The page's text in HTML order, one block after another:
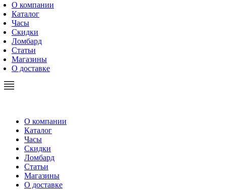
О компании
Каталог
Часы
Скидки
Ломбард
Статьи
Магазины
О доставке
О компании
Каталог
Часы
Скидки
Ломбард
Статьи
Магазины
О доставке